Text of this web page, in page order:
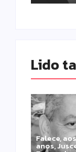
Lido
Falece,
anos,